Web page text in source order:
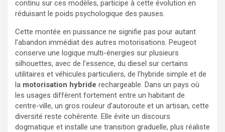
continu sur ces modèles, participe à cette évolution en
réduisant le poids psychologique des pauses.
Cette montée en puissance ne signifie pas pour autant
l’abandon immédiat des autres motorisations. Peugeot
conserve une logique multi-énergies sur plusieurs
silhouettes, avec de l’essence, du diesel sur certains
utilitaires et véhicules particuliers, de l’hybride simple et de
la motorisation hybride rechargeable. Dans un pays où
les usages diffèrent fortement entre un habitant de
centre-ville, un gros rouleur d’autoroute et un artisan, cette
diversité reste cohérente. Elle évite un discours
dogmatique et installe une transition graduelle, plus réaliste